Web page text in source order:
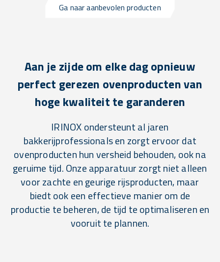
Ga naar aanbevolen producten
Aan je zijde om elke dag opnieuw
perfect gerezen ovenproducten van
hoge kwaliteit te garanderen
IRINOX ondersteunt al jaren
bakkerijprofessionals en zorgt ervoor dat
ovenproducten hun versheid behouden, ook na
geruime tijd. Onze apparatuur zorgt niet alleen
voor zachte en geurige rijsproducten, maar
biedt ook een effectieve manier om de
productie te beheren, de tijd te optimaliseren en
vooruit te plannen.